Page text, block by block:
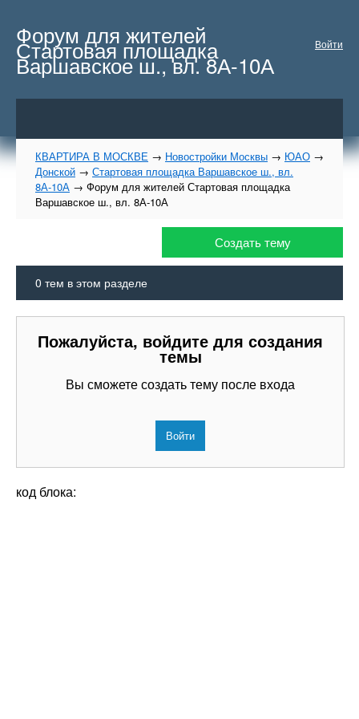
Войти
Форум для жителей
Стартовая площадка
Варшавское ш., вл. 8А-10А
КВАРТИРА В МОСКВЕ → Новостройки Москвы → ЮАО →
Донской → Стартовая площадка Варшавское ш., вл.
8А-10А → Форум для жителей Стартовая площадка
Варшавское ш., вл. 8А-10А
Создать тему
0 тем в этом разделе
Пожалуйста, войдите для создания
темы
Вы сможете создать тему после входа
Войти
код блока: